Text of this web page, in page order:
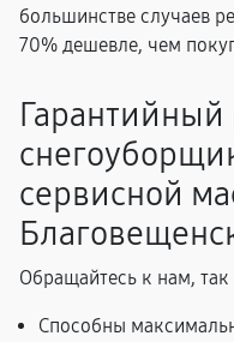
большинстве случаев
70% дешевле, чем
Гарантийный
сервисной
Обращайтесь к нам,
Способны